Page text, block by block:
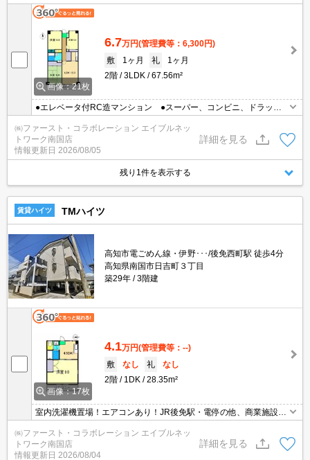
画像：21枚
6.7万円(管理費等：6,300円)
敷
1ヶ月 礼
1ヶ月
2階
3LDK 67.56m²
●エレベータ付RC造マンション ●スーパー、コンビニ、ドラッグ
㈱ファースト・コラボレーション エイブルネッ
トワーク南国店
情報更新日 2026/08/05
詳細を見る
残り1件を表示する
賃貸ハイツ TMハイツ
高知市電ごめん線・伊野･･･/後免西町駅 徒歩4分
高知県南国市日吉町３丁目
築29年
3階建
画像：17枚
4.1万円(管理費等：--)
敷
なし 礼
なし
2階
1DK 28.35m²
室内洗濯機置場！エアコンあり！JR後免駅・電停の他、商業施設も
近隣にあり便利な立地！
㈱ファースト・コラボレーション エイブルネッ
トワーク南国店
情報更新日 2026/08/04
詳細を見る